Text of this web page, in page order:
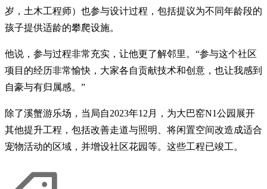
岁，土木工程师）也参与设计过程，包括提议为不同年龄段的
孩子提供适龄的攀爬设施。
他说，参与过程非常充实，让他更了解邻里。“参与这个社区
项目的经历非常愉快，大家各自贡献技术和创意，也让我感到
自豪与有归属感。”
除了溪蟹游乐场，当局自2023年12月，为大巴窑N1公园展开
其他提升工程，包括改善走道与照明、将闲置空间改造成适合
宠物活动的区域，并增设社区花园等。这些工程已竣工。